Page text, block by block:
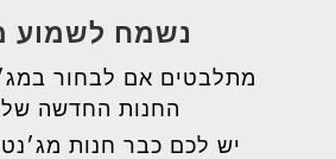
נשמח לשמוע
מתלבטים אם לבחור
החנות החדשה
יש לכם כבר חנות